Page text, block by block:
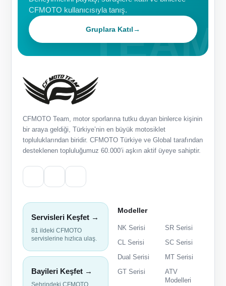
CFMOTO kullanıcısıyla tanış.
Gruplara Katıl→
CFMOTO Team, motor sporlarına tutku duyan binlerce kişinin
bir araya geldiği, Türkiye’nin en büyük motosiklet
topluluklarından biridir. CFMOTO Türkiye ve Global tarafından
desteklenen topluluğumuz 60.000’i aşkın aktif üyeye sahiptir.
Servisleri Keşfet →
81 ildeki CFMOTO
servislerine hızlıca ulaş.
Bayileri Keşfet →
Modeller
NK Serisi
SR Serisi
CL Serisi
SC Serisi
Dual Serisi
MT Serisi
GT Serisi
ATV
Modelleri